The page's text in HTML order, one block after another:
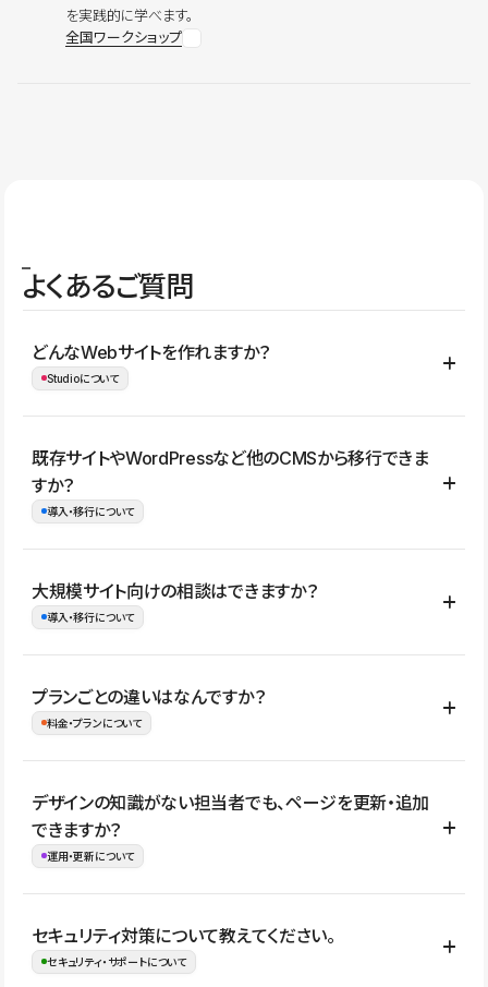
を実践的に学べます。
全国ワークショップ
よくあるご質問
どんなWebサイトを作れますか？
Studioについて
コーポレートサイト、サービスサイト、LP、採用サイト、ブロ
グ・メディア、イベントサイト、店舗・商品紹介サイト、ポートフ
ォリオなど幅広く制作できます。
既存サイトやWordPressなど他のCMSから移行できま
すか？
導入・移行について
はい。既存サイトの構成やコンテンツ、URLを整理したうえで、
Studio上に再構築する形で移行できます。 WordPressの場合は、
イト全体のデザインや設定がそのまま移行されるわけではないた
め、移行後にページ構成やデザイン、CMS設計、URL・リダイレク
大規模サイト向けの相談はできますか？
導入・移行について
はい。アクセス規模が大きいサイトや、複数部門での運用、権限管
理、セキュリティ確認、既存システムとの連携など、個別の要件が
ない段階でも、お問い合わせください。
お問合せはこちら
プランごとの違いはなんですか？
料金・プランについて
公開ページ数、バージョン履歴の期間、CMS利用数の上限、権限
管理の有無などがプランごとに異なります。詳しくは料金プランペ
ージをご覧ください。
デザインの知識がない担当者でも、ページを更新・追加
できますか？
運用・更新について
はい。CMSやコンポーネントを活用して更新範囲を設計しておく
ことで、デザインを崩しにくい状態で運用できます。 さらにコン
セキュリティ対策について教えてください。
セキュリティ・サポートについて